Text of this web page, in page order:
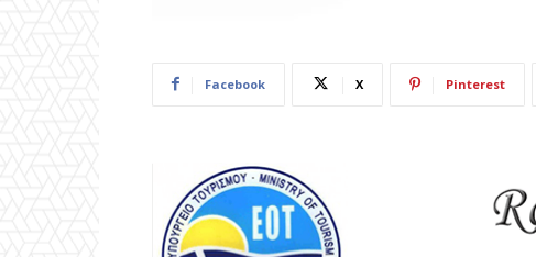
Facebook X Pinterest